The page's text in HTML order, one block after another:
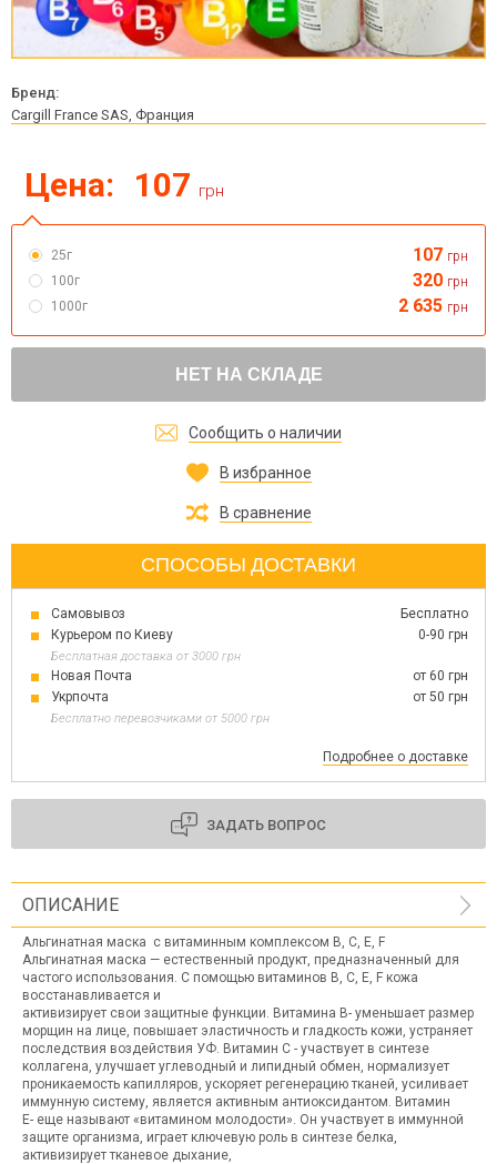
Бренд:
Cargill France SAS, Франция
Цена: 107 грн
25г 107 грн
100г
320 грн
1000г
2 635 грн
НЕТ НА СКЛАДЕ
Сообщить о наличии
В избранное
В сравнение
СПОСОБЫ ДОСТАВКИ
Самовывоз
Бесплатно
Курьером по Киеву
0-90 грн
Бесплатная доставка от 3000 грн
Новая Почта
от 60 грн
Укрпочта
от 50 грн
Бесплатно перевозчиками от 5000 грн
Подробнее о доставке
ЗАДАТЬ ВОПРОС
ОПИСАНИЕ
Альгинатная маска с витаминным комплексом В, С, Е, F
Альгинатная маска — естественный продукт, предназначенный для
частого использования. С помощью витаминов В, С, Е, F кожа
восстанавливается и
активизирует свои защитные функции. Витамина В- уменьшает размер
морщин на лице, повышает эластичность и гладкость кожи, устраняет
последствия воздействия УФ. Витамин С - участвует в синтезе
коллагена, улучшает углеводный и липидный обмен, нормализует
проникаемость капилляров, ускоряет регенерацию тканей, усиливает
иммунную систему, является активным антиоксидантом. Витамин
Е- еще называют «витамином молодости». Он участвует в иммунной
защите организма, играет ключевую роль в синтезе белка,
активизирует тканевое дыхание,